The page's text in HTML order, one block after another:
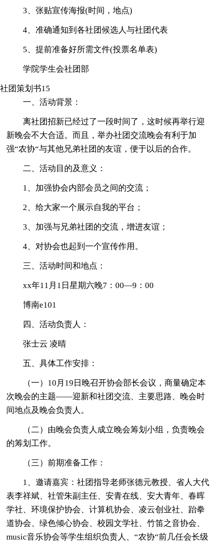
3、张贴宣传海报(时间，地点)
4、准确通知到各社团候选人与社团代表
5、提前准备好所需文件(投票名单表)
学院学生会社团部
社团策划书15
一、活动背景：
离社团招新已经过了一段时间了，这时候再举行迎
新晚会不大合适。而且，举办社团交流晚会有利于加
强“农协“与其他兄弟社团的友谊，便于以后的合作。
二、活动目的及意义：
1、加强协会内部会员之间的交流；
2、给大家一个展示自我的平台；
3、加强与兄弟社团的交流，增进友谊；
4、对协会也起到一个宣传作用。
三、活动时间和地点：
xx年11月1日星期六晚7：00—9：00
博南e101
四、活动负责人：
张士云 凌晴
五、具体工作安排：
（一）10月19日晚召开协会部长会议，商量确定本
次晚会的主题——迎新和社团交流、主要思路、晚会时
间地点及晚会负责人。
（二）由晚会负责人成立晚会筹划小组，负责晚会
的筹划工作。
（三）前期准备工作：
1、邀请嘉宾：社团指导老师张德元教授、省人大代
表李祥斌、社管朱副主任、安青在线、安大青年、春晖
学社、环境保护协会、计算机协会、凌云创业社、跆拳
道协会、绿色倾心协会、校园文学社、竹笛之音协会、
music音乐协会等学生组织负责人、“农协“前几任会长级